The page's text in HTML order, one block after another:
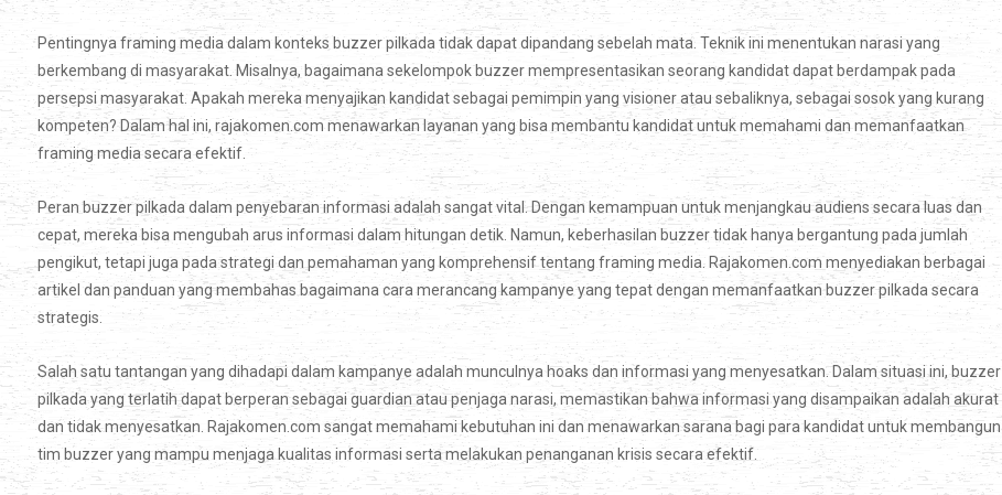
Pentingnya framing media dalam konteks buzzer pilkada tidak dapat dipandang sebelah mata. Teknik ini menentukan narasi yang
berkembang di masyarakat. Misalnya, bagaimana sekelompok buzzer mempresentasikan seorang kandidat dapat berdampak pada
persepsi masyarakat. Apakah mereka menyajikan kandidat sebagai pemimpin yang visioner atau sebaliknya, sebagai sosok yang kurang
kompeten? Dalam hal ini, rajakomen.com menawarkan layanan yang bisa membantu kandidat untuk memahami dan memanfaatkan
framing media secara efektif.
Peran buzzer pilkada dalam penyebaran informasi adalah sangat vital. Dengan kemampuan untuk menjangkau audiens secara luas dan
cepat, mereka bisa mengubah arus informasi dalam hitungan detik. Namun, keberhasilan buzzer tidak hanya bergantung pada jumlah
pengikut, tetapi juga pada strategi dan pemahaman yang komprehensif tentang framing media. Rajakomen.com menyediakan berbagai
artikel dan panduan yang membahas bagaimana cara merancang kampanye yang tepat dengan memanfaatkan buzzer pilkada secara
strategis.
Salah satu tantangan yang dihadapi dalam kampanye adalah munculnya hoaks dan informasi yang menyesatkan. Dalam situasi ini, buzzer
pilkada yang terlatih dapat berperan sebagai guardian atau penjaga narasi, memastikan bahwa informasi yang disampaikan adalah akurat
dan tidak menyesatkan. Rajakomen.com sangat memahami kebutuhan ini dan menawarkan sarana bagi para kandidat untuk membangun
tim buzzer yang mampu menjaga kualitas informasi serta melakukan penanganan krisis secara efektif.